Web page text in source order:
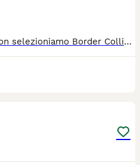
Primordiale. Selvatico. Essenziale. Non selezioniamo Border Collie per la performance. Li alleviamo per custodire ciò che la natura ha già scritto in loro. Ogni cucciolo nasce da genitori selezionati per salute ed equilibrio, cresce con alimentazione naturale, esperienze rispettose dei suoi tempi e un'attenzione costante al benessere fisico, emotivo e relazionale. Crediamo che ogni cane sia un individuo. Per questo non scegliamo il cucciolo in base al colore del mantello o al sesso, ma osserviamo la sua crescita per accompagnarlo verso la famiglia più adatta. L'affido non è la fine del nostro lavoro. È l'inizio di una relazione. Se senti che un Border Collie possa essere un compagno di vita e non semplicemente un cane da addestrare, saremo felici di raccontarti la nostra filosofia attraverso il Manifesto Cuccioli.